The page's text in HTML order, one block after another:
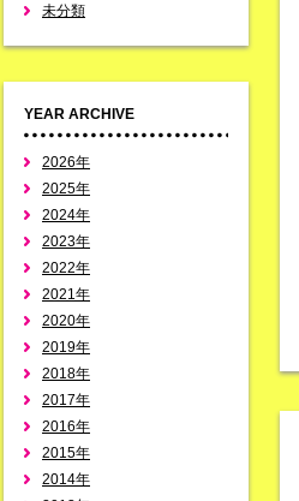
未分類
YEAR ARCHIVE
2026年
2025年
2024年
2023年
2022年
2021年
2020年
2019年
2018年
2017年
2016年
2015年
2014年